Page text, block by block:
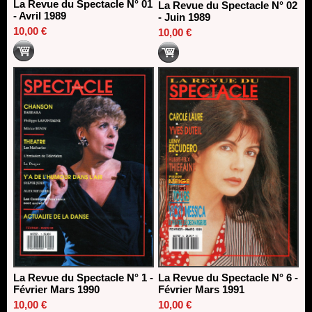
La Revue du Spectacle N° 01
- Avril 1989
10,00 €
La Revue du Spectacle N° 02
- Juin 1989
10,00 €
La Revue du Spectacle N° 1 -
Février Mars 1990
10,00 €
La Revue du Spectacle N° 6 -
Février Mars 1991
10,00 €